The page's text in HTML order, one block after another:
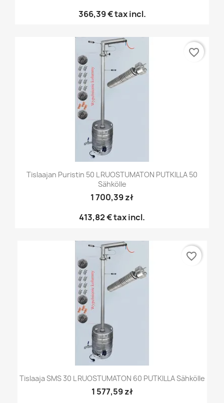
366,39 €tax incl.
Tislaajan Puristin 50 L RUOSTUMATON PUTKILLA 50
Sähkölle
1 700,39 zł
413,82 €tax incl.
favorite_border
Tislaaja SMS 30 L RUOSTUMATON 60 PUTKILLA Sähkölle
1 577,59 zł
favorite_border